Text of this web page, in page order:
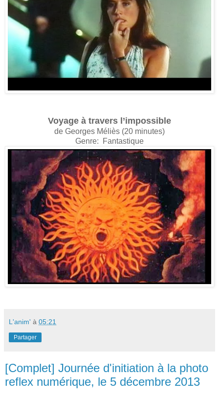
Voyage à travers l’impossible
de Georges Méliès (20 minutes)
Genre: Fantastique
L'anim' à 05:21
Partager
[Complet] Journée d'initiation à la photo
reflex numérique, le 5 décembre 2013